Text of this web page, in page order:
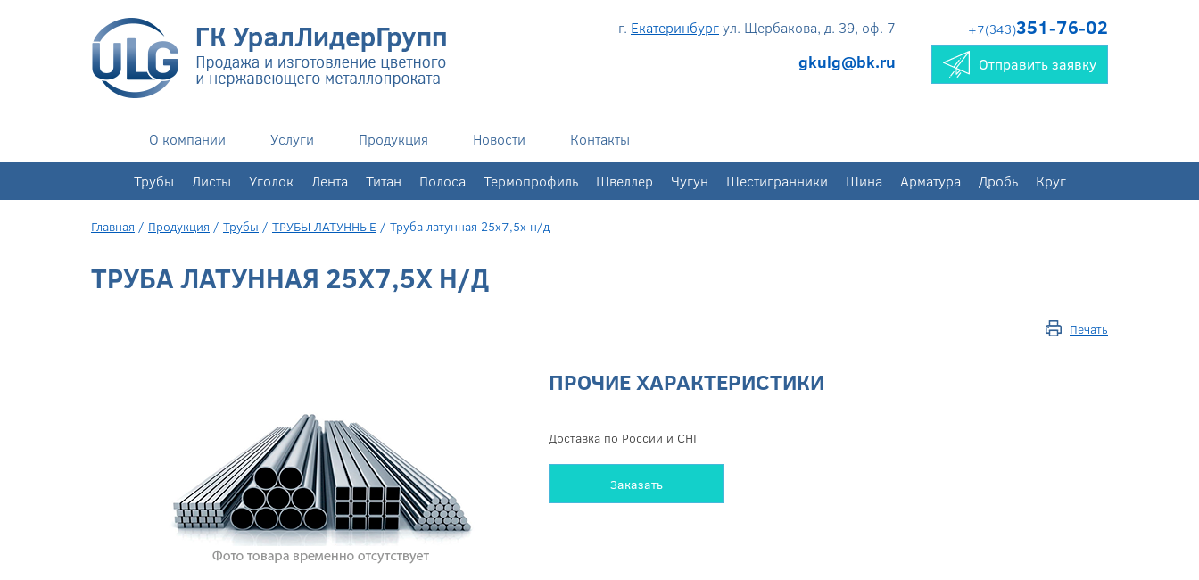
г. Екатеринбургул. Щербакова, д. 39, оф. 7
gkulg@bk.ru
+7(343)351-76-02
Отправить заявку
+7(343)351-76-02
О компании Услуги Продукция Новости Контакты
Трубы Листы Уголок Лента Титан Полоса Термопрофиль Швеллер Чугун Шестигранники Шина Арматура Дробь Круг
Главная / Продукция / Трубы / ТРУБЫ ЛАТУННЫЕ / Труба латунная 25х7,5х н/д
ТРУБА ЛАТУННАЯ 25Х7,5Х Н/Д
Печать
ПРОЧИЕ ХАРАКТЕРИСТИКИ
Доставка по России и СНГ
Заказать